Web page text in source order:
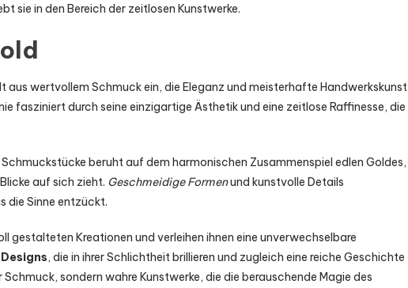
sie in den Bereich der zeitlosen Kunstwerke.
aus wertvollem Schmuck ein, die Eleganz und meisterhafte Handwerkskunst
fasziniert durch seine einzigartige Ästhetik und eine zeitlose Raffinesse, die
Schmuckstücke beruht auf dem harmonischen Zusammenspiel edlen Goldes,
auf sich zieht. Geschmeidige Formenund kunstvolle Details
die Sinne entzückt.
gestalteten Kreationen und verleihen ihnen eine unverwechselbare
, die in ihrer Schlichtheit brillieren und zugleich eine reiche Geschichte
sondern wahre Kunstwerke, die die berauschende Magie des